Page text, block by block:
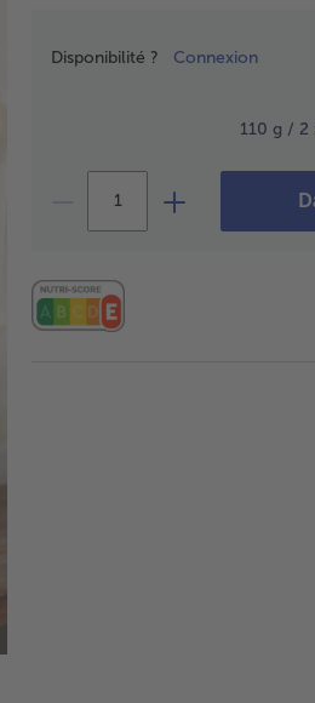
Disponibilité ? Connexion
110 g / 2